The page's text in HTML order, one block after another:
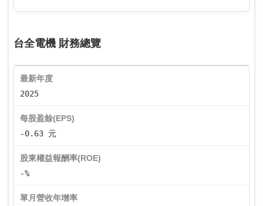
台全電機 財務總覽
最新年度
2025
每股盈餘(EPS)
-0.63 元
股東權益報酬率(ROE)
-%
單月營收年增率